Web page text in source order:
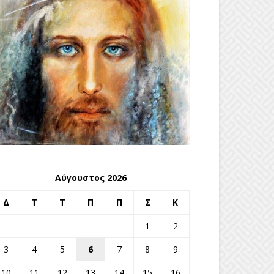
Αύγουστος 2026
Δ Τ Τ Π Π Σ Κ
1
2
3
4 5 6 7 8
9